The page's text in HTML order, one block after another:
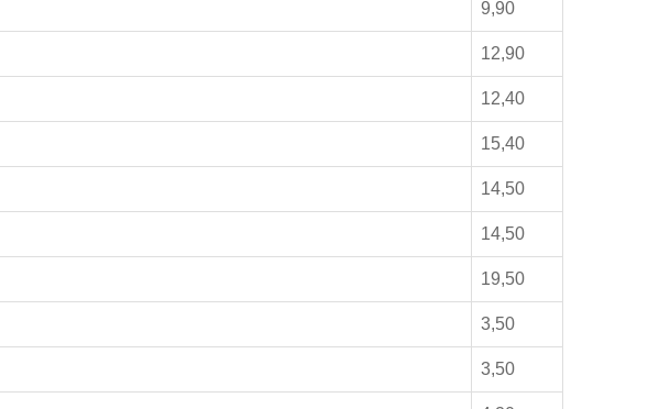
9,90
12,90
12,40
15,40
14,50
14,50
19,50
3,50
3,50